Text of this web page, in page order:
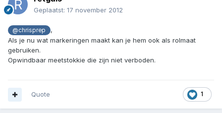
Geplaatst: 17 november 2012
@chrisprep
,
Als je nu wat markeringen maakt kan je hem ook als rolmaat
gebruiken.
Opwindbaar meetstokkie die zijn niet verboden.
1
Quote